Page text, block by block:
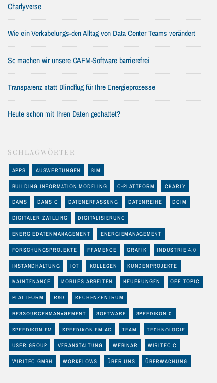
Charlyverse
Wie ein Verkabelungs-den Alltag von Data Center Teams verändert
So machen wir unsere CAFM-Software barrierefrei
Transparenz statt Blindflug für Ihre Energieprozesse
Heute schon mit Ihren Daten gechattet?
SCHLAGWÖRTER
APPS AUSWERTUNGEN BIM
BUILDING INFORMATION MODELING C-PLATTFORM CHARLY
DAMS DAMS C DATENERFASSUNG DATENREIHE DCIM
DIGITALER ZWILLING DIGITALISIERUNG
ENERGIEDATENMANAGEMENT ENERGIEMANAGEMENT
FORSCHUNGSPROJEKTE FRAMENCE GRAFIK INDUSTRIE 4.0
INSTANDHALTUNG IOT KOLLEGEN KUNDENPROJEKTE
MAINTENANCE MOBILES ARBEITEN NEUERUNGEN OFF TOPIC
PLATTFORM R&D RECHENZENTRUM
RESSOURCENMANAGEMENT SOFTWARE SPEEDIKON C
SPEEDIKON FM SPEEDIKON FM AG TEAM TECHNOLOGIE
USER GROUP VERANSTALTUNG WEBINAR WIRITEC C
WIRITEC GMBH WORKFLOWS ÜBER UNS ÜBERWACHUNG